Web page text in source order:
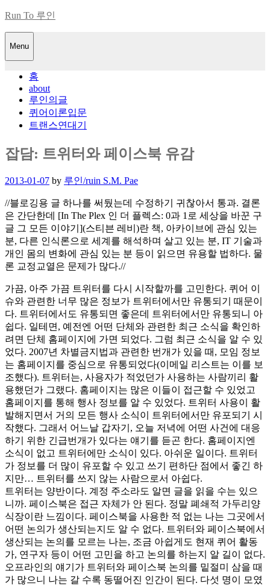
Skip
content
Run To 루인
Menu
홈
about
루인의글
퀴어이론입문
트랜스연대기
잡담: 트위터와 페이스북 유감
Posted
2013-01-07 by 루인/ruin S.M. Pae
//블로깅용 글 하나를 써뒀는데 수정하기 귀찮아서 통과. 결론
은 간단한데 [In The Plex 인 더 플렉스: 0과 1로 세상을 바꾼 구
글 그 모든 이야기](스티븐 레비)란 책, 아카이브에 관심 있는
분, 다른 인식론으로 세계를 해석하며 살고 있는 분, IT 기술과
개인 몸의 변화에 관심 있는 분 등이 읽으면 유용할 법하다. 물
론 교정교열은 문제가 많다.//
가끔, 아주 가끔 트위터를 다시 시작할까를 고민한다. 퀴어 이
슈와 관련한 너무 많은 정보가 트위터에서만 유통되기 때문이
다. 트위터에서도 유통되면 좋은데 트위터에서만 유통되니 아
쉽다. 일테면, 예전엔 어떤 단체와 관련한 최근 소식을 확인하
려면 단체 홈페이지에 가면 되었다. 그럼 최근 소식을 알 수 있
었다. 2007년 차별금지법과 관련한 번개가 있을 때, 모임 정보
는 홈페이지를 중심으로 유통되었다(이메일 리스트는 이를 보
조했다). 트위터는, 사용자가 적었던가 사용하는 사람끼리 활
용했던가 그랬다. 홈페이지는 많은 이들이 접근할 수 있었고
홈페이지를 통해 행사 정보를 알 수 있었다. 트위터 사용이 활
발해지면서 거의 모든 행사 소식이 트위터에서만 유포되기 시
작했다. 그래서 어느날 갑자기, 오늘 저녁에 어떤 사건에 대응
하기 위한 긴급번개가 있다는 얘기를 듣곤 한다. 홈페이지엔
소식이 없고 트위터에만 소식이 있다. 아쉬운 일이다. 트위터
가 정보를 더 많이 유포할 수 있고 쓰기 편하단 점에서 좋긴 하
지만… 트위터를 쓰지 않는 사람으로서 아쉽다.
트위터는 양반이다. 계정 주소라도 알면 글을 읽을 수는 있으
니까. 페이스북은 접근 자체가 안 된다. 정말 폐쇄적 가두리양
식장이란 느낌이다. 페이스북을 사용한 적 없는 나는 그곳에서
어떤 논의가 생산되는지도 알 수 없다. 트위터와 페이스북에서
생산되는 논의를 모르는 나는, 조금 아쉽게도 현재 퀴어 활동
가, 연구자 등이 어떤 고민을 하고 논의를 하는지 알 길이 없다.
오프라인의 얘기가 트위터와 페이스북 논의를 밑절미 삼을 때
가 많으니 나는 갈 수록 동떨어진 인간이 된다. 다섯 명이 모였